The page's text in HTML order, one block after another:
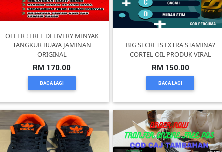
OFFER ! FREE DELIVERY MINYAK
TANGKUR BUAYA JAMINAN
ORIGINAL
RM 170.00
BACA LAGI
BIG SECRETS EXTRA STAMINA?
CORTEL OIL PRODUK VIRAL
RM 150.00
BACA LAGI
DAN
INFAK(0)
TUDUNG(0)
ARTIKEL(14)
PEMBORONG(2)
PRODUK